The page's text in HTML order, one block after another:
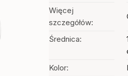
Więcej
szczegółów:
Średnica:
Kolor: